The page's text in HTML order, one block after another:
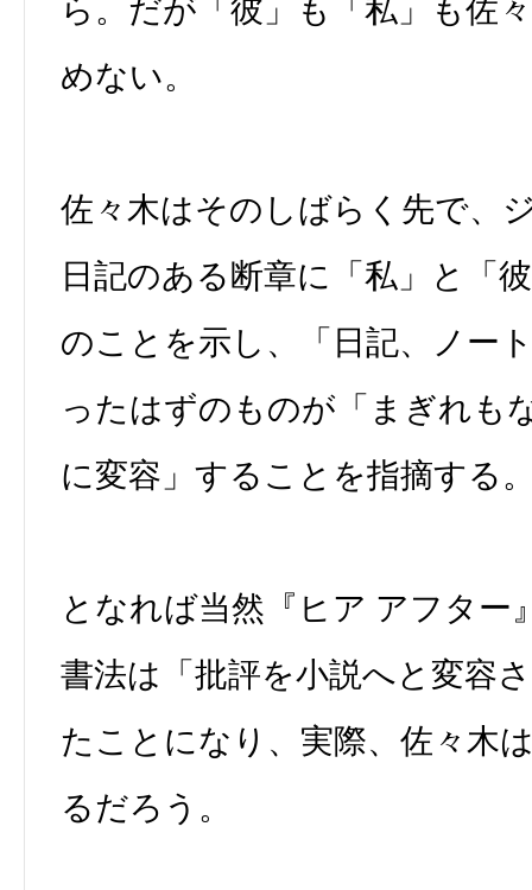
ら。だが「彼」も「私」も佐
めない。
佐々木はそのしばらく先で、
日記のある断章に「私」と「
のことを示し、「日記、ノー
ったはずのものが「まぎれも
に変容」することを指摘する
となれば当然『ヒア アフター
書法は「批評を小説へと変容
たことになり、実際、佐々木
るだろう。